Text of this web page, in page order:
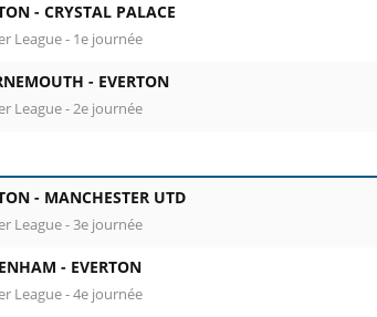
- CRYSTAL PALACE
League - 1e journée
- EVERTON
League - 2e journée
- MANCHESTER UTD
League - 3e journée
- EVERTON
League - 4e journée